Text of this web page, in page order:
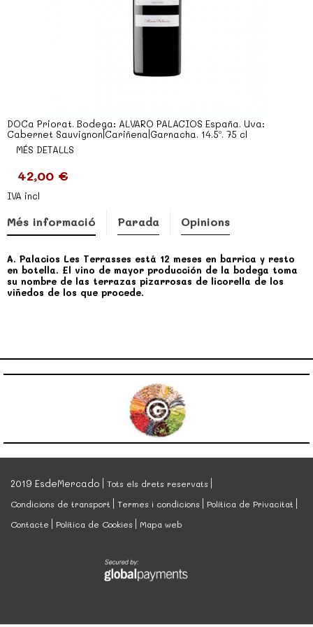
DOCa Priorat. Bodega: ALVARO PALACIOS España. Uva:
Cabernet Sauvignon|Cariñena|Garnacha. 14.5º. 75 cl
MÉS DETALLS
42,00 €
IVA incl
Més informació Parada Opinions
A. Palacios Les Terrasses está 12 meses en barrica y resto
en botella. El vino de mayor producción de la bodega toma
su nombre de las terrazas pizarrosas de licorella de los
viñedos de los que procede.
2019 EsdeMercado
Tots els drets reservats
Condicions de transport
Termes i condicions
Política de Privacitat
Contacte
Política de Cookies Mapa web